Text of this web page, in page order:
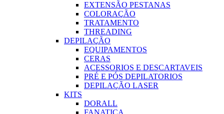
EXTENSÃO PESTANAS
COLORAÇÃO
TRATAMENTO
THREADING
DEPILAÇÃO
EQUIPAMENTOS
CERAS
ACESSORIOS E DESCARTAVEIS
PRÉ E PÓS DEPILATORIOS
DEPILAÇÃO LASER
KITS
DORALL
FANATICA